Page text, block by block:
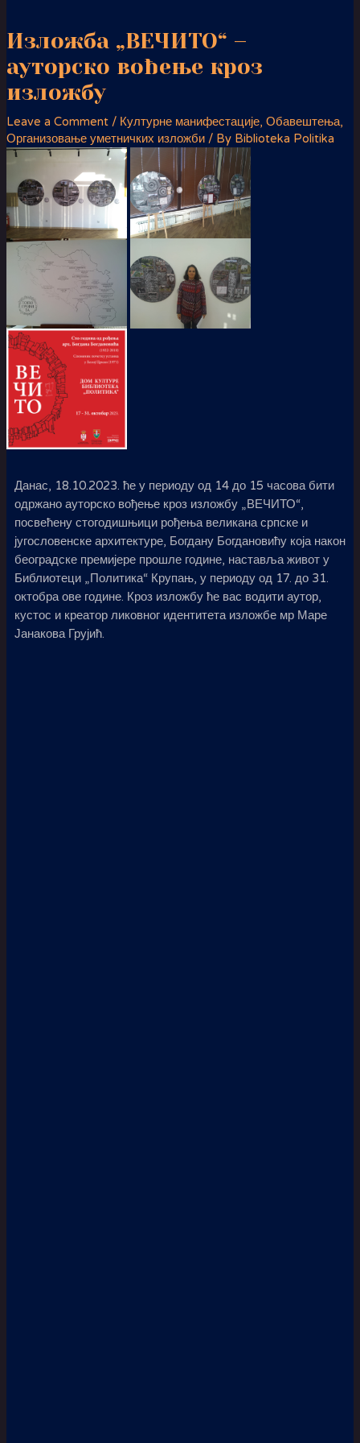
Изложба „ВЕЧИТО“ –
ауторско вођење кроз
изложбу
Leave a Comment / Културне манифестације, Обавештења,
Организовање уметничких изложби/ By Biblioteka Politika
Данас, 18.10.2023. ће у периоду од 14 до 15 часова бити
одржано ауторско вођење кроз изложбу „ВЕЧИТО“,
посвећену стогодишњици рођења великана српске и
југословенске архитектуре, Богдану Богдановићу која након
београдске премијере прошле године, наставља живот у
Библиотеци „Политика“ Крупањ, у периоду од 17. до 31.
октобра ове године. Кроз изложбу ће вас водити аутор,
кустос и креатор ликовног идентитета изложбе мр Маре
Јанакова Грујић.